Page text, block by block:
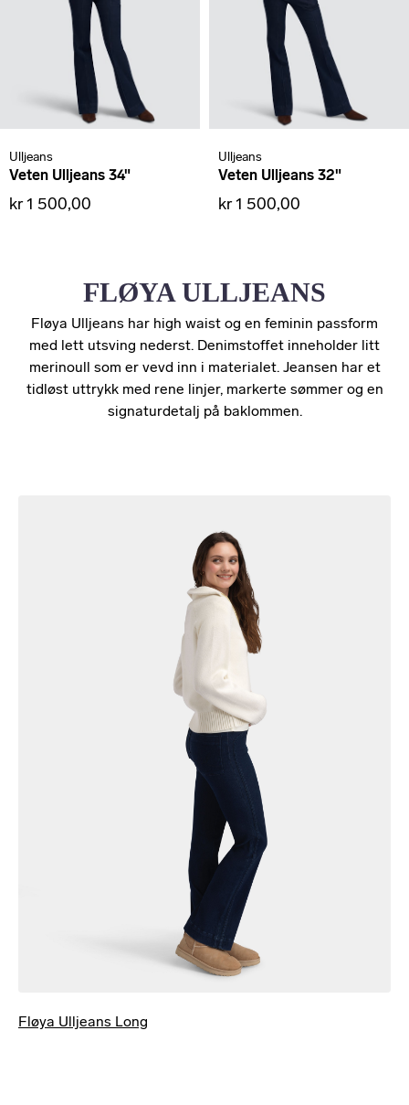
Ulljeans
Veten Ulljeans 34"
kr 1 500,00
Ulljeans
Veten Ulljeans 32"
kr 1 500,00
FLØYA ULLJEANS
Fløya Ulljeans har high waist og en feminin passform
med lett utsving nederst. Denimstoffet inneholder litt
merinoull som er vevd inn i materialet. Jeansen har et
tidløst uttrykk med rene linjer, markerte sømmer og en
signaturdetalj på baklommen.
Fløya Ulljeans Long